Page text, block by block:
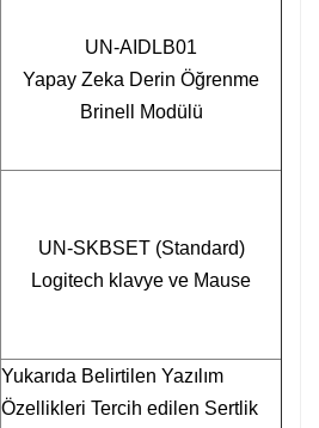
UN-AIDLB01
Yapay Zeka Derin Öğrenme
Brinell Modülü
UN-SKBSET (Standard)
Logitech klavye ve Mause
Yukarıda Belirtilen Yazılım
Özellikleri Tercih edilen Sertlik